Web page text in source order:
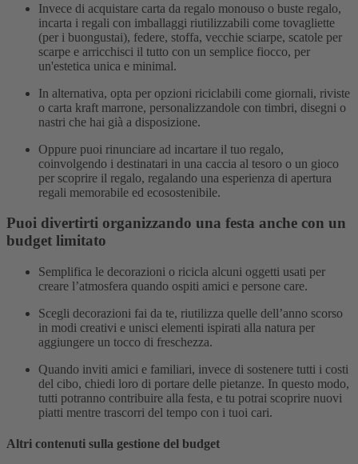
Invece di acquistare carta da regalo monouso o buste regalo,
incarta i regali con imballaggi riutilizzabili come tovagliette
(per i buongustai), federe, stoffa, vecchie sciarpe, scatole per
scarpe e arricchisci il tutto con un semplice fiocco, per
un'estetica unica e minimal.
In alternativa, opta per opzioni riciclabili come giornali, riviste
o carta kraft marrone, personalizzandole con timbri, disegni o
nastri che hai già a disposizione.
Oppure puoi rinunciare ad incartare il tuo regalo,
coinvolgendo i destinatari in una caccia al tesoro o un gioco
per scoprire il regalo, regalando una esperienza di apertura
regali memorabile ed ecosostenibile.
Puoi divertirti organizzando una festa anche con un
budget limitato
Semplifica le decorazioni o ricicla alcuni oggetti usati per
creare l’atmosfera quando ospiti amici e persone care.
Scegli decorazioni fai da te, riutilizza quelle dell’anno scorso
in modi creativi e unisci elementi ispirati alla natura per
aggiungere un tocco di freschezza.
Quando inviti amici e familiari, invece di sostenere tutti i costi
del cibo, chiedi loro di portare delle pietanze. In questo modo,
tutti potranno contribuire alla festa, e tu potrai scoprire nuovi
piatti mentre trascorri del tempo con i tuoi cari.
Altri contenuti sulla gestione del budget